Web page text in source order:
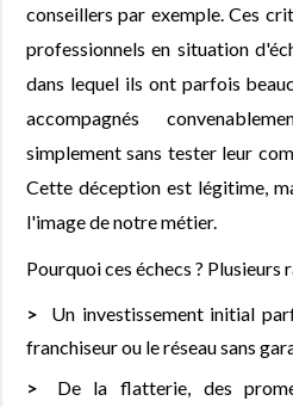
conseillers par exemple. Ces
professionnels en situation
dans lequel ils ont parfois
accompagnés
simplement sans tester leur
Cette déception est légitime,
l'image de notre métier.
Pourquoi ces échecs ? Plusieurs
Un investissement initial
franchiseur ou le réseau sans
De la flatterie, des